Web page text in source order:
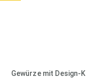
Gewürze mit Design-